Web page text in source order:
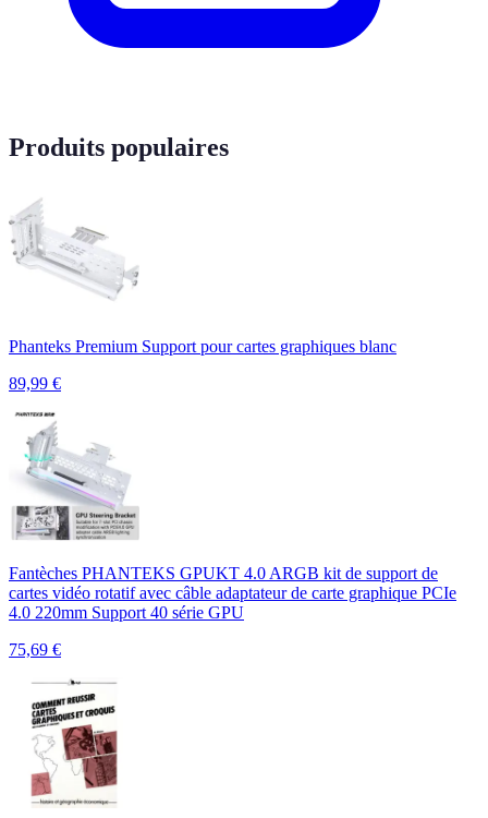
Produits populaires
Phanteks Premium Support pour cartes graphiques blanc
89,99 €
Fantèches PHANTEKS GPUKT 4.0 ARGB kit de support de
cartes vidéo rotatif avec câble adaptateur de carte graphique PCIe
4.0 220mm Support 40 série GPU
75,69 €